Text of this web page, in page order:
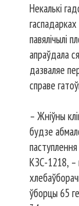
Некалькі
павялічылі
апраўдала
дазваляе
справе
– Жніўны
будзе
КЗС-1218, –
ўборцы 65